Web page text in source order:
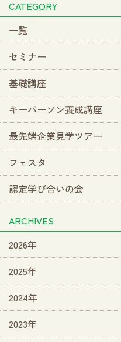
CATEGORY
一覧
セミナー
基礎講座
キーパーソン養成講座
最先端企業見学ツアー
フェスタ
認定学び合いの会
ARCHIVES
2026年
2025年
2024年
2023年